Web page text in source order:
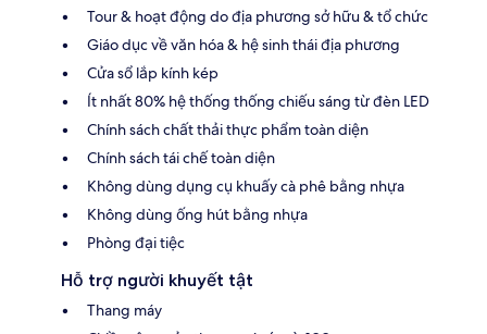
Tour & hoạt động do địa phương sở hữu & tổ chức
Giáo dục về văn hóa & hệ sinh thái địa phương
Cửa sổ lắp kính kép
Ít nhất 80% hệ thống thống chiếu sáng từ đèn LED
Chính sách chất thải thực phẩm toàn diện
Chính sách tái chế toàn diện
Không dùng dụng cụ khuấy cà phê bằng nhựa
Không dùng ống hút bằng nhựa
Phòng đại tiệc
Hỗ trợ người khuyết tật
Thang máy